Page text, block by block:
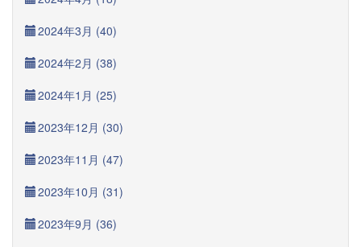
2024年3月 (40)
2024年2月 (38)
2024年1月 (25)
2023年12月 (30)
2023年11月 (47)
2023年10月 (31)
2023年9月 (36)